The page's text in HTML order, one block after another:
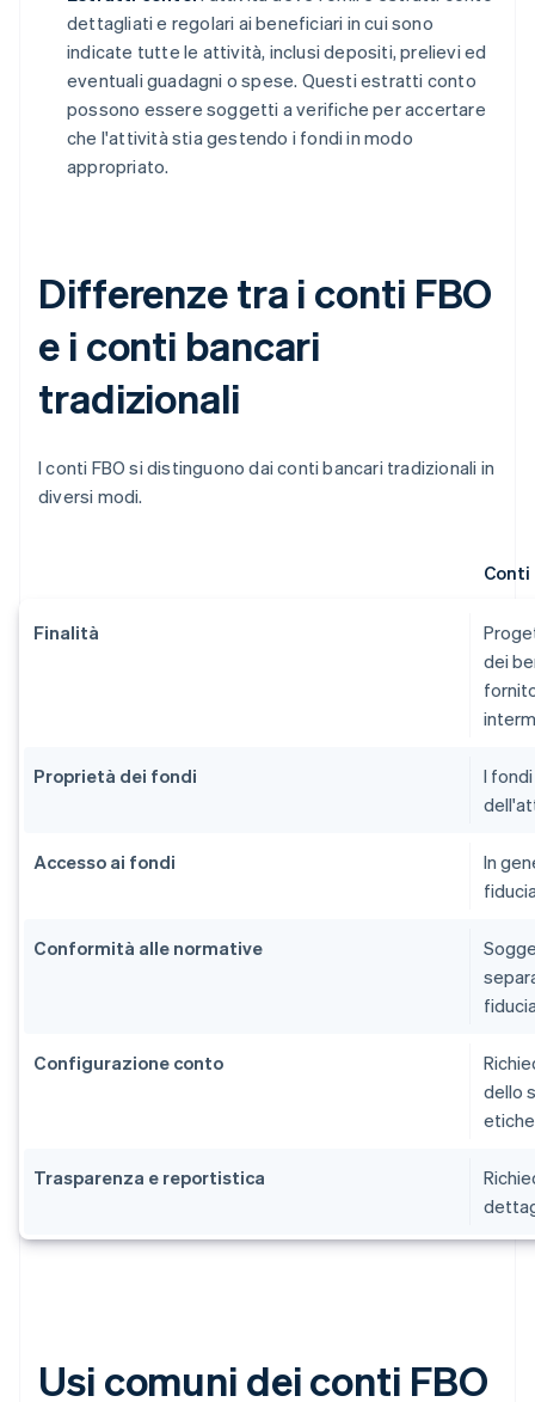
dettagliati e regolari ai beneficiari in cui sono
indicate tutte le attività, inclusi depositi, prelievi ed
eventuali guadagni o spese. Questi estratti conto
possono essere soggetti a verifiche per accertare
che l'attività stia gestendo i fondi in modo
appropriato.
Differenze tra i conti FBO
e i conti bancari
tradizionali
I conti FBO si distinguono dai conti bancari tradizionali in
diversi modi.
Conti
Finalità
dei
Proprietà dei fondi
I
Accesso ai fondi
In
Conformità alle normative
Configurazione conto
dello
Trasparenza e reportistica
Usi comuni dei conti FBO